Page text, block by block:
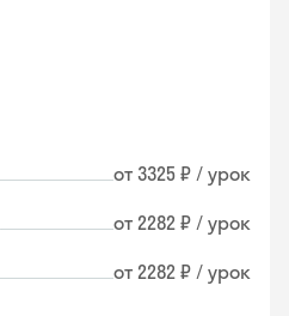
от 3325 ₽ / урок
от 2282 ₽ / урок
от 2282 ₽ / урок